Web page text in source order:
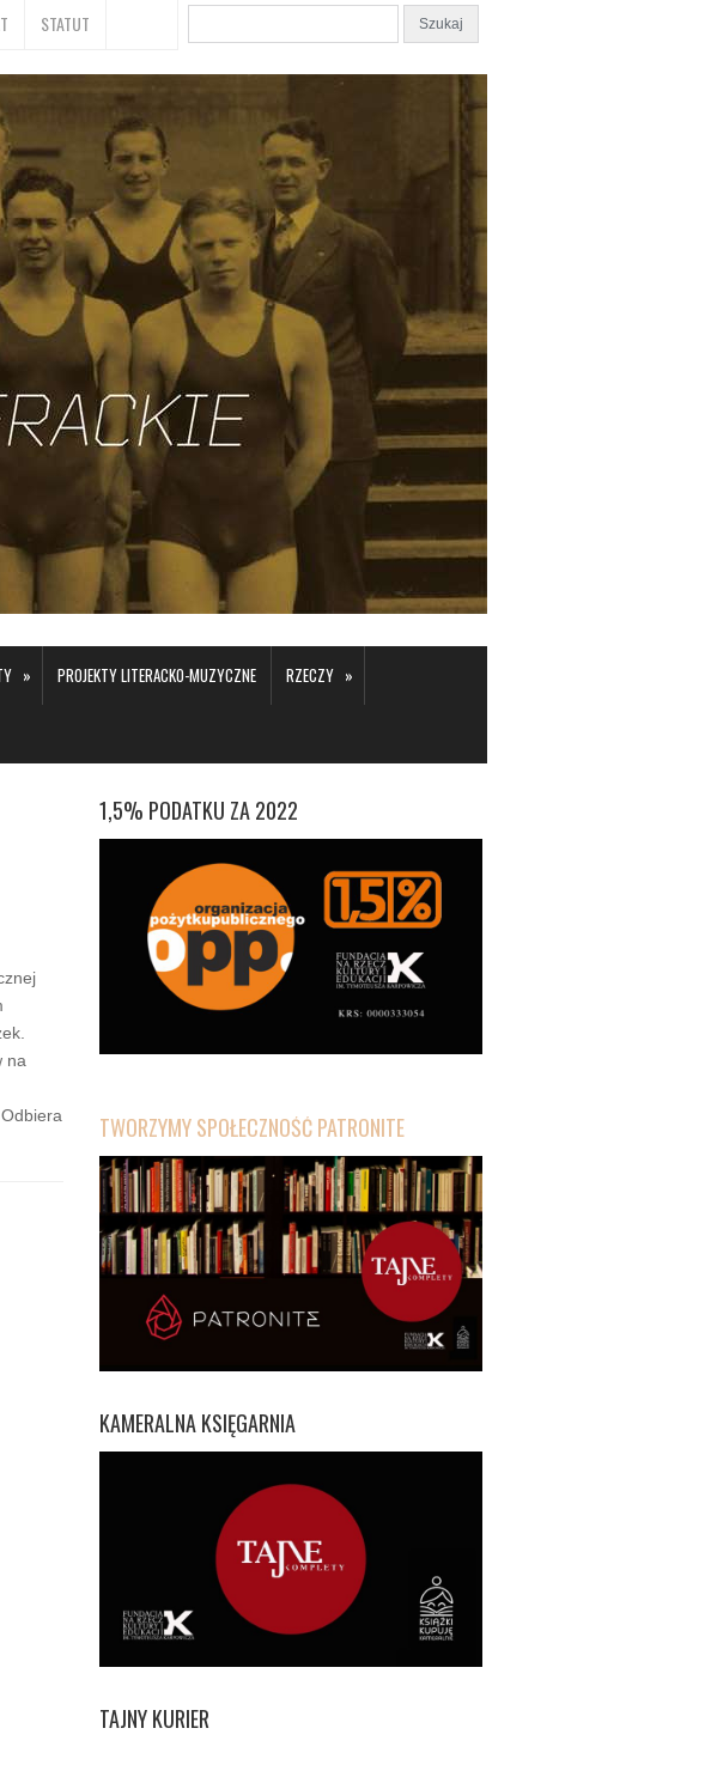
STATUT
» PROJEKTY LITERACKO-MUZYCZNE RZECZY »
na
1,5% PODATKU ZA 2022
TWORZYMY SPOŁECZNOŚĆ PATRONITE
KAMERALNA KSIĘGARNIA
TAJNY KURIER